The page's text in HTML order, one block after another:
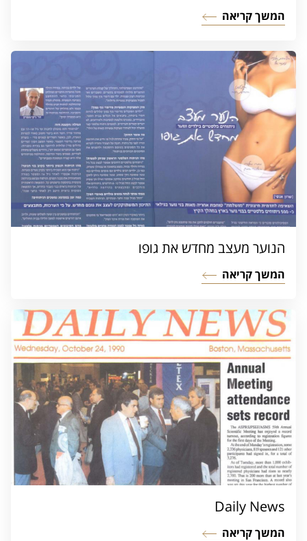
המשך קריאה
הנוער מעצב מחדש את גופו
המשך קריאה
Daily News
המשך קריאה